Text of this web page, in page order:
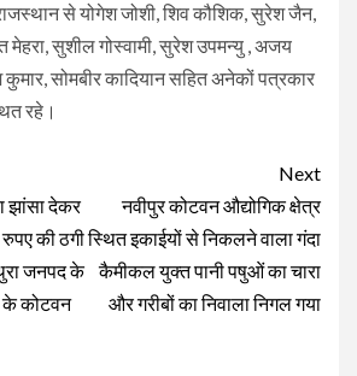
से योगेश जोशी, शिव कौशिक, सुरेश जैन,
मेहरा, सुशील गोस्वामी, सुरेश उपमन्यु , अजय
कुमार, सोमबीर कादियान सहित अनेकों पत्रकार
रहे।
देकर
की ठगी
जनपद के
के कोटवन
Next
नवीपुर कोटवन औद्योगिक क्षेत्र
स्थित इकाईयों से निकलने वाला गंदा
कैमीकल युक्त पानी पषुओं का चारा
और गरीबों का निवाला निगल गया